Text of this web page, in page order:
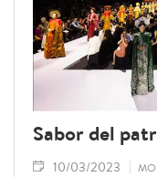
Sabor del
10/03/2023